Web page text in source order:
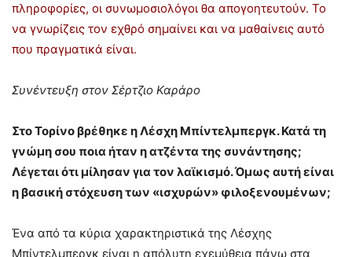
πληροφορίες, οι συνωμοσιολόγοι θα απογοητευτούν. Το
να γνωρίζεις τον εχθρό σημαίνει και να μαθαίνεις αυτό
που πραγματικά είναι.
Συνέντευξη στον Σέρτζιο Καράρο
Στο Τορίνο βρέθηκε η Λέσχη Μπίντελμπεργκ. Κατά τη
γνώμη σου ποια ήταν η ατζέντα της συνάντησης;
Λέγεται ότι μίλησαν για τον λαϊκισμό. Όμως αυτή είναι
η βασική στόχευση των «ισχυρών» φιλοξενουμένων;
Ένα από τα κύρια χαρακτηριστικά της Λέσχης
Μπίντελμπεργκ είναι η απόλυτη εχεμύθεια πάνω στα